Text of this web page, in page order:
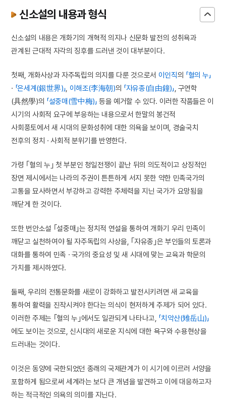
신소설의 내용과 형식
신소설의 내용은 개화기의 개혁적 의지나 신문화 발전의 성취욕과
관계된 근대적 자각의 징후를 드러낸 것이 대부분이다.
첫째, 개화사상과 자주독립의 의지를 다룬 것으로서 이인직의 「혈의 누」
· 「은세계(銀世界)」 이해조(李海朝)의 「자유종(自由鐘)」 , 구연학
(具然學)의 「설중매(雪中梅)」 등을 예거할 수 있다. 이러한 작품들은 이
시기의 사회적 요구에 부응하는 내용으로서 한말의 봉건적
사회풍토에서 새 시대의 문화성취에 대한 의욕을 보이며, 경술국치
전후의 정치 · 사회적 분위기를 반영한다.
가령 ｢혈의 누｣ 첫 부분인 청일전쟁이 끝난 뒤의 의도적이고 상징적인
장면 제시에서는 나라의 주권이 튼튼하게 서지 못한 약한 민족국가의
고통을 묘사하면서 부강하고 강력한 주체력을 지닌 국가가 요망됨을
깨닫게 한 것이다.
또한 번안소설 ｢설중매｣는 정치적 연설을 통하여 개화기 우리 민족이
깨닫고 실천하여야 될 자주독립의 사상을, ｢자유종｣은 부인들의 토론과
대화를 통하여 민족 · 국가의 중요성 및 새 시대에 맞는 교육과 학문의
가치를 제시하였다.
둘째, 우리의 전통문화를 새로이 강화하고 발전시키려면 새 교육을
통하여 활력을 진작시켜야 한다는 의식이 현저하게 주제가 되어 있다.
이러한 주제는 ｢혈의 누｣에서도 일관되게 나타나고, 「치악산(雉岳山)」
에도 보이는 것으로, 신시대의 새로운 지식에 대한 욕구와 수용현상을
드러내는 것이다.
이것은 동양에 국한되었던 종래의 국제관계가 이 시기에 이르러 서양을
포함하게 됨으로써 세계라는 보다 큰 개념을 발견하고 이에 대응하고자
하는 적극적인 의욕의 의미를 지닌다.